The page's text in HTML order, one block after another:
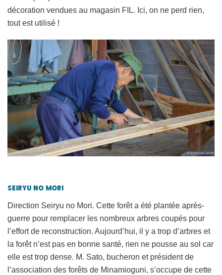
décoration vendues au magasin FIL. Ici, on ne perd rien,
tout est utilisé !
Seiryu no Mori
Direction Seiryu no Mori. Cette forêt a été plantée après-
guerre pour remplacer les nombreux arbres coupés pour
l’effort de reconstruction. Aujourd’hui, il y a trop d’arbres et
la forêt n’est pas en bonne santé, rien ne pousse au sol car
elle est trop dense. M. Sato, bucheron et président de
l’association des forêts de Minamioguni, s’occupe de cette